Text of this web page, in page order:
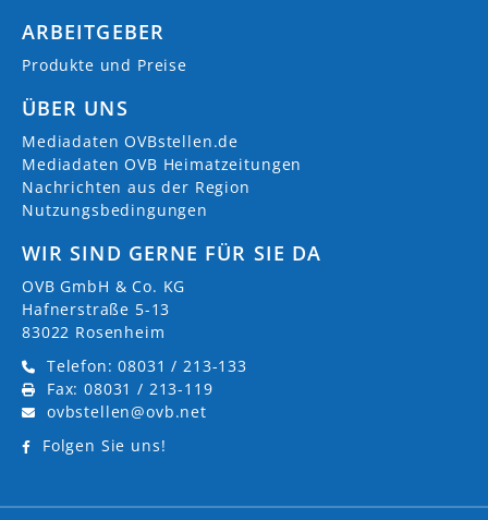
ARBEITGEBER
Produkte und Preise
ÜBER UNS
Mediadaten OVBstellen.de
Mediadaten OVB Heimatzeitungen
Nachrichten aus der Region
Nutzungsbedingungen
WIR SIND GERNE FÜR SIE DA
OVB GmbH & Co. KG
Hafnerstraße 5-13
83022 Rosenheim
Telefon: 08031 / 213-133
Fax: 08031 / 213-119
ovbstellen@ovb.net
Folgen Sie uns!